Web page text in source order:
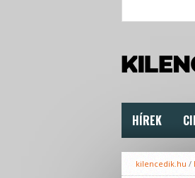
HÍREK
kilencedik.hu /